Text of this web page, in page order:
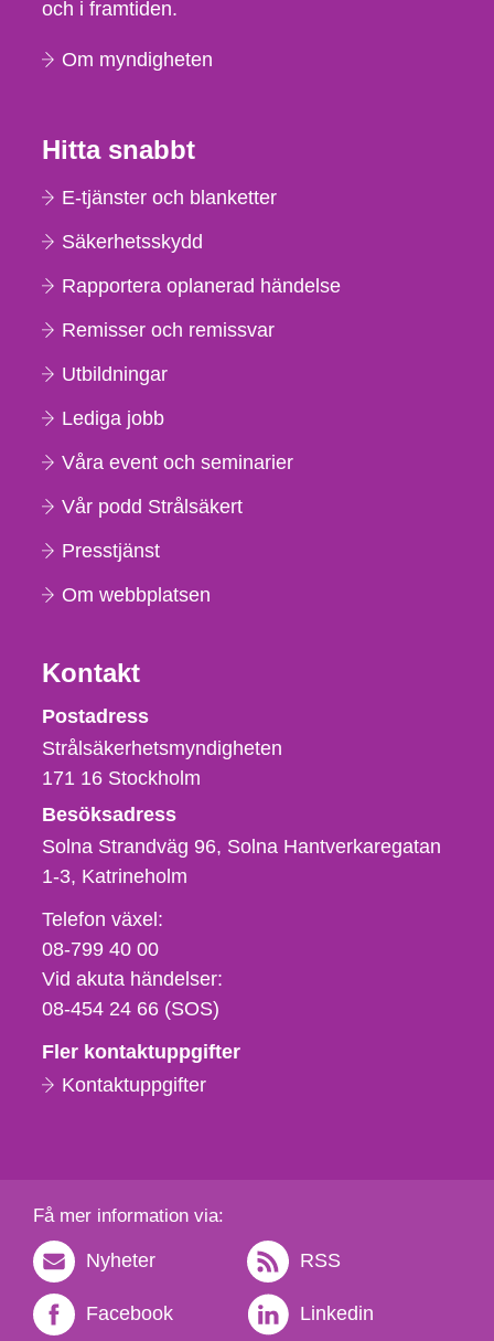
och i framtiden.
Om myndigheten
Hitta snabbt
E-tjänster och blanketter
Säkerhetsskydd
Rapportera oplanerad händelse
Remisser och remissvar
Utbildningar
Lediga jobb
Våra event och seminarier
Vår podd Strålsäkert
Presstjänst
Om webbplatsen
Kontakt
Strålsäkerhetsmyndigheten
Postadress
Strålsäkerhetsmyndigheten
171 16 Stockholm
Besöksadress
Solna Strandväg 96, Solna Hantverkaregatan
1-3 Katrineholm
Telefon,
fax
och
e-
Telefon växel:
08-799 40 00
Vid akuta händelser:
08-454 24 66 (SOS)
Fler kontaktuppgifter
Kontaktuppgifter
Få mer information via:
Nyheter RSS
Facebook Linkedin